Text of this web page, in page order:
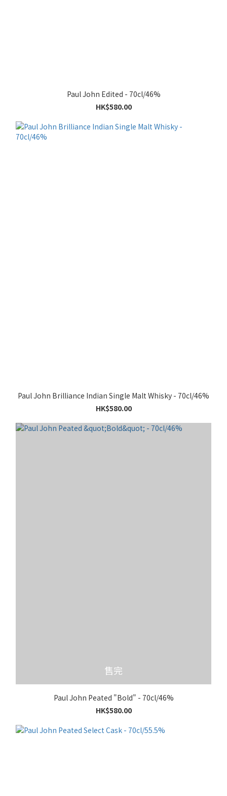
Paul John Edited - 70cl/46%
HK$580.00
Paul John Brilliance Indian Single Malt Whisky - 70cl/46%
HK$580.00
售完
Paul John Peated "Bold" - 70cl/46%
HK$580.00